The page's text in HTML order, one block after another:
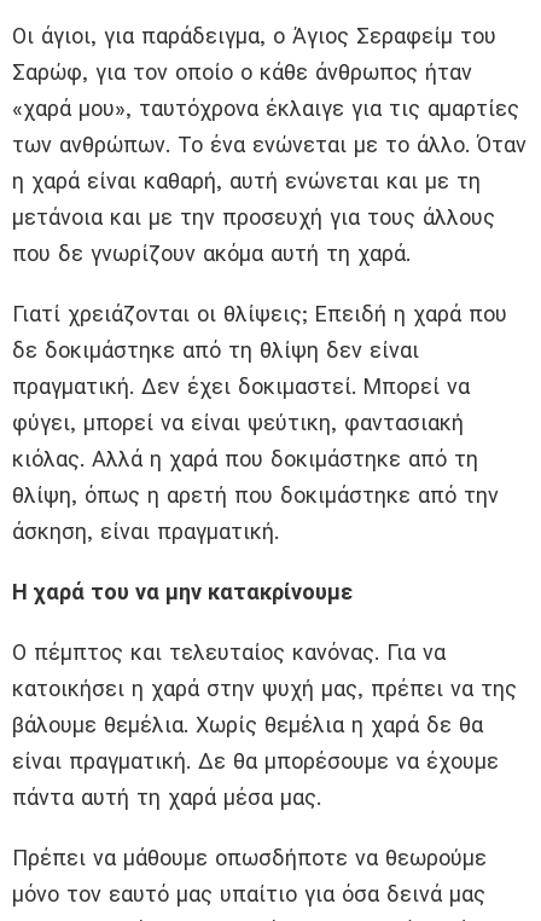
Οι άγιοι, για παράδειγμα, ο Άγιος Σεραφείμ του
Σαρώφ, για τον οποίο ο κάθε άνθρωπος ήταν
«χαρά μου», ταυτόχρονα έκλαιγε για τις αμαρτίες
των ανθρώπων. Το ένα ενώνεται με το άλλο. Όταν
η χαρά είναι καθαρή, αυτή ενώνεται και με τη
μετάνοια και με την προσευχή για τους άλλους
που δε γνωρίζουν ακόμα αυτή τη χαρά.
Γιατί χρειάζονται οι θλίψεις; Επειδή η χαρά που
δε δοκιμάστηκε από τη θλίψη δεν είναι
πραγματική. Δεν έχει δοκιμαστεί. Μπορεί να
φύγει, μπορεί να είναι ψεύτικη, φαντασιακή
κιόλας. Αλλά η χαρά που δοκιμάστηκε από τη
θλίψη, όπως η αρετή που δοκιμάστηκε από την
άσκηση, είναι πραγματική.
Η χαρά του να μην κατακρίνουμε
Ο πέμπτος και τελευταίος κανόνας. Για να
κατοικήσει η χαρά στην ψυχή μας, πρέπει να της
βάλουμε θεμέλια. Χωρίς θεμέλια η χαρά δε θα
είναι πραγματική. Δε θα μπορέσουμε να έχουμε
πάντα αυτή τη χαρά μέσα μας.
Πρέπει να μάθουμε οπωσδήποτε να θεωρούμε
μόνο τον εαυτό μας υπαίτιο για όσα δεινά μας